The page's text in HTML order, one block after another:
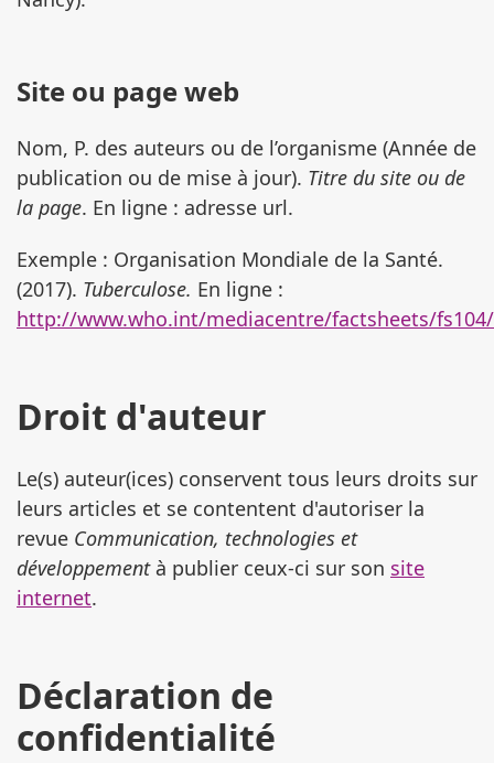
Site ou page web
Nom, P. des auteurs ou de l’organisme (Année de
publication ou de mise à jour). Titre du site ou de
la page. En ligne : adresse url.
Exemple : Organisation Mondiale de la Santé.
(2017). Tuberculose. En ligne :
http://www.who.int/mediacentre/factsheets/
Droit d'auteur
Le(s) auteur(ices) conservent tous leurs droits sur
leurs articles et se contentent d'autoriser la
revue Communication, technologies et
développementà publier ceux-ci sur son site
internet.
Déclaration de
confidentialité